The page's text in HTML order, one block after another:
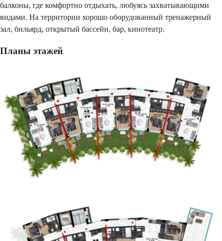
балконы, где комфортно отдыхать, любуясь захватывающими
видами. На территории хорошо оборудованный тренажерный
зал, бильярд, открытый бассейн, бар, кинотеатр.
Планы этажей